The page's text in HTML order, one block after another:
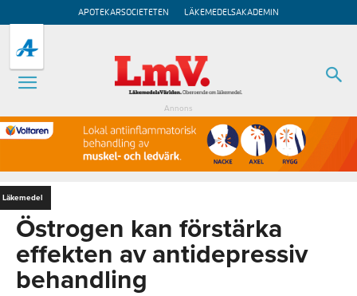
APOTEKARSOCIETETEN LÄKEMEDELSAKADEMIN
Annons
Läkemedel
Östrogen kan förstärka
effekten av antidepressiv
behandling